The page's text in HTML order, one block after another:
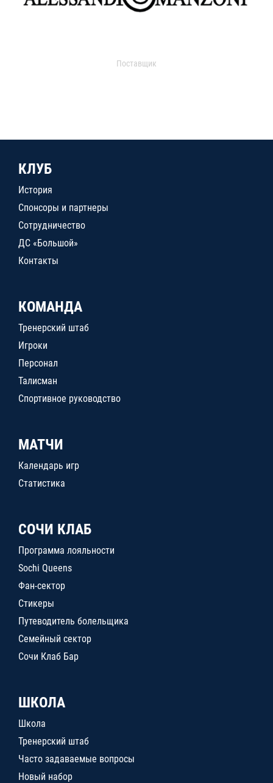
Поставщик
КЛУБ
История
Спонсоры и партнеры
Сотрудничество
ДС «Большой»
Контакты
КОМАНДА
Тренерский штаб
Игроки
Персонал
Талисман
Спортивное руководство
МАТЧИ
Календарь игр
Статистика
СОЧИ КЛАБ
Программа лояльности
Sochi Queens
Фан-сектор
Стикеры
Путеводитель болельщика
Семейный сектор
Сочи Клаб Бар
ШКОЛА
Школа
Тренерский штаб
Часто задаваемые вопросы
Новый набор